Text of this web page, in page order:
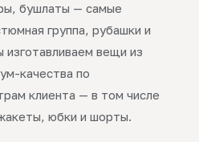
бушлаты — самые
группа, рубашки и
вещи из
качества по
клиента — в том числе
юбки и шорты.